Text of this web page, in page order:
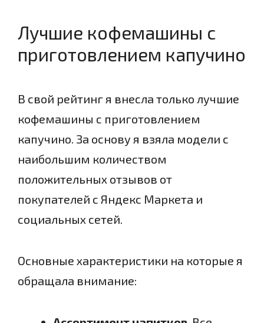
Лучшие кофемашины с
приготовлением капучино
В свой рейтинг я внесла только лучшие
кофемашины с приготовлением
капучино. За основу я взяла модели с
наибольшим количеством
положительных отзывов от
покупателей с Яндекс Маркета и
социальных сетей.
Основные характеристики на которые я
обращала внимание: